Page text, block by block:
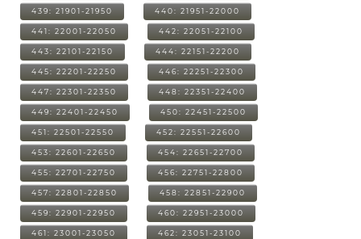
439: 21901-21950 440: 21951-22000
441: 22001-22050 442: 22051-22100
443: 22101-22150 444: 22151-22200
445: 22201-22250 446: 22251-22300
447: 22301-22350 448: 22351-22400
449: 22401-22450 450: 22451-22500
451: 22501-22550 452: 22551-22600
453: 22601-22650 454: 22651-22700
455: 22701-22750 456: 22751-22800
457: 22801-22850 458: 22851-22900
459: 22901-22950 460: 22951-23000
461: 23001-23050 462: 23051-23100